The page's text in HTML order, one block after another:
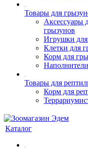
Товары для
Аксессуары
грызунов
Игрушки
Клетки для
Корм для
Товары для
Корм для
Каталог